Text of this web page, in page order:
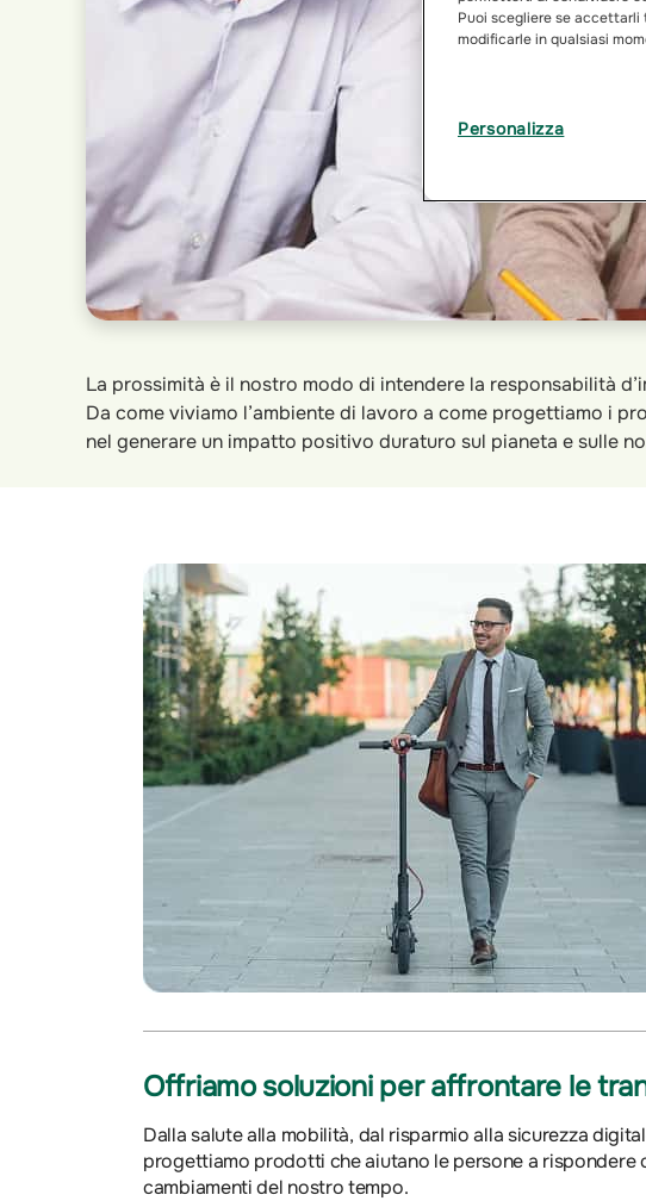
La prossimità è il nostro modo di intendere la responsabilità
Da come viviamo l’ambiente di lavoro a come progettiamo i
nel generare un impatto positivo duraturo sul pianeta e sulle
Offriamo soluzioni per affrontare le
Dalla salute alla mobilità, dal risparmio alla sicurezza
progettiamo prodotti che aiutano le persone a rispondere
cambiamenti del nostro tempo.
Puoi scegliere se accettarli
modificarle in qualsiasi
Personalizza